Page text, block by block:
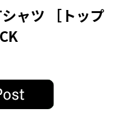
ャツ ［トップ